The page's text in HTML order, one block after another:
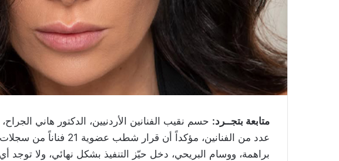
متابعة بتجــرد: حسم نقيب الفنانين الأردنيين، الدكتور هاني
عدد من الفنانين، مؤكداً أن
براهمة، ووسام البريحي، دخل حيّز التنفيذ بشكل نهائي، ولا توجد